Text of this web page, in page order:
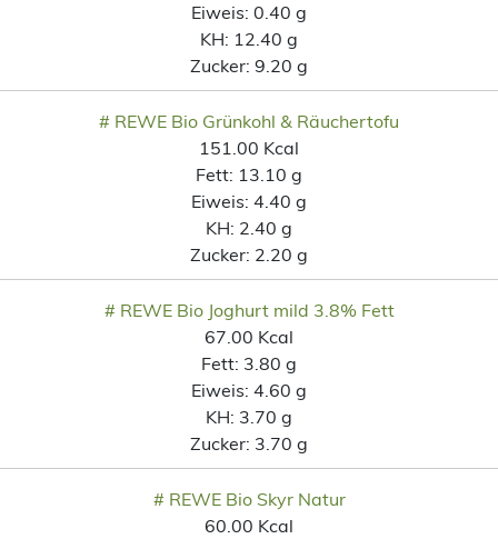
Eiweis: 0.40 g
KH: 12.40 g
Zucker: 9.20 g
# REWE Bio Grünkohl & Räuchertofu
151.00 Kcal
Fett: 13.10 g
Eiweis: 4.40 g
KH: 2.40 g
Zucker: 2.20 g
# REWE Bio Joghurt mild 3.8% Fett
67.00 Kcal
Fett: 3.80 g
Eiweis: 4.60 g
KH: 3.70 g
Zucker: 3.70 g
# REWE Bio Skyr Natur
60.00 Kcal